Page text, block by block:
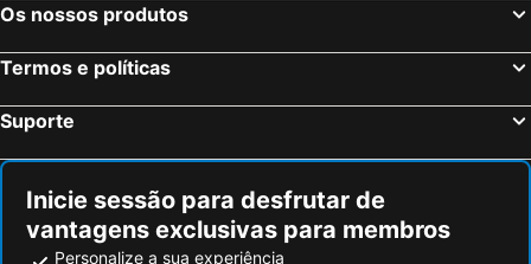
Os nossos produtos
Termos e políticas
Suporte
Inicie sessão para desfrutar de
vantagens exclusivas para membros
Personalize a sua experiência